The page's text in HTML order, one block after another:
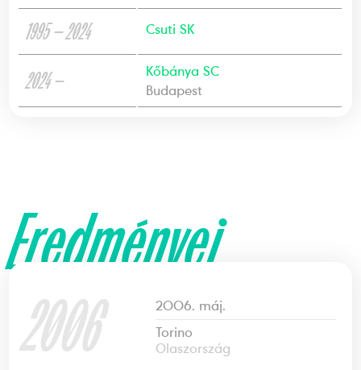
1995 — 2024 Csuti SK
2024 —
Kőbánya SC
Budapest
Eredményei
2006
2006. máj.
Torino
Olaszország